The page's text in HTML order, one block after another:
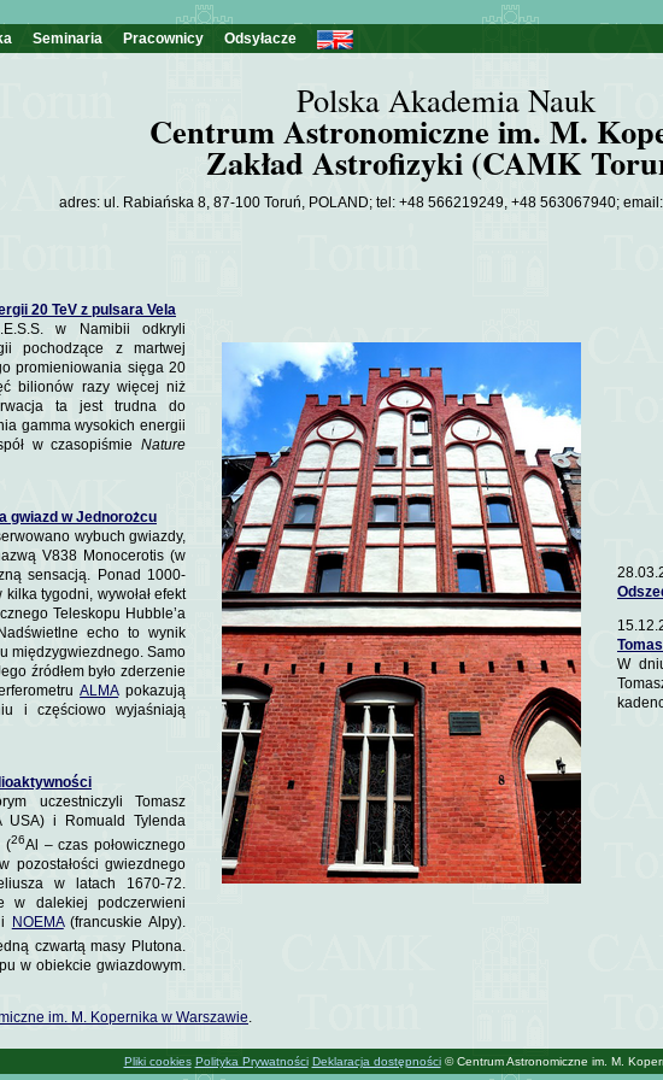
Seminaria Pracownicy Odsyłacze
Polska Akademia Nauk
Centrum Astronomiczne im. M.
Zakład Astrofizyki (CAMK
adres: ul. Rabiańska 8, 87-100 Toruń, POLAND; tel: +48 566219249, +48 563067940;
20 TeV z pulsara Vela
w Namibii odkryli
pochodzące z martwej
promieniowania sięga 20
bilionów razy więcej niż
ta jest trudna do
gamma wysokich energii
w czasopiśmie Nature
gwiazd w Jednorożcu
wybuch gwiazdy,
V838 Monocerotis (w
sensacją. Ponad 1000-
tygodni, wywołał efekt
Teleskopu Hubble’a
echo to wynik
międzygwiezdnego. Samo
źródłem było zderzenie
ALMApokazują
i częściowo wyjaśniają
uczestniczyli Tomasz
USA) i Romuald Tylenda
(26Al – czas połowicznego
pozostałości gwiezdnego
w latach 1670-72.
w dalekiej podczerwieni
NOEMA(francuskie Alpy).
czwartą masy Plutona.
w obiekcie gwiazdowym.
W
im. M. Kopernika w Warszawie.
Pliki cookies Polityka Prywatności Deklaracja dostępności© Centrum Astronomiczne im. M.